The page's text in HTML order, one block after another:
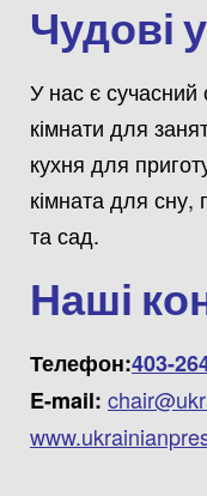
Чудові
У нас є сучасний
кімнати для
кухня для
кімната для сну,
та сад.
Наші
Телефон:403-
E-mail: